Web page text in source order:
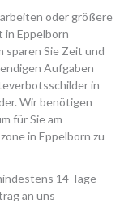
oder größere
in Eppelborn
sparen Sie Zeit und
Aufgaben
in
Wir benötigen
für Sie am
in Eppelborn zu
14 Tage
an uns